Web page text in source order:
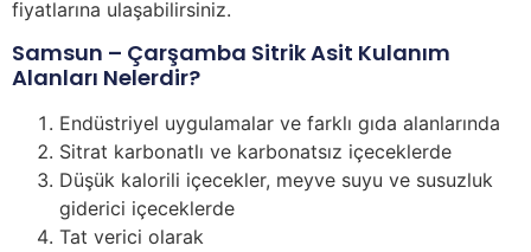
fiyatlarına ulaşabilirsiniz.
Samsun – Çarşamba Sitrik Asit Kulanım
Alanları Nelerdir?
Endüstriyel uygulamalar ve farklı gıda alanlarında
Sitrat karbonatlı ve karbonatsız içeceklerde
Düşük kalorili içecekler, meyve suyu ve susuzluk
giderici içeceklerde
Tat verici olarak